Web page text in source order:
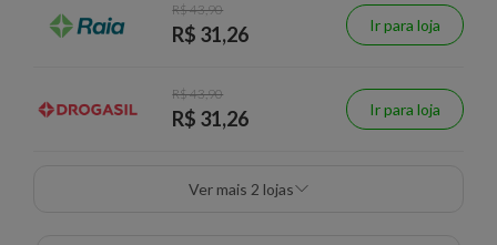
R$ 43,90
R$ 31,26 Ir para loja
R$ 43,90
R$ 31,26 Ir para loja
Ver mais 2 lojas